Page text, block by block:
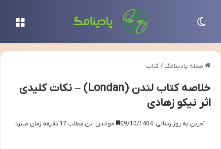
مجله پادینامگ /کتاب
خلاصه کتاب لندن (Londan) – نکات کلیدی
اثر نیکو زهادی
آخرین به روز رسانی: 09/10/1404 خواندن این مطلب 17 دقیقه زمان میبرد